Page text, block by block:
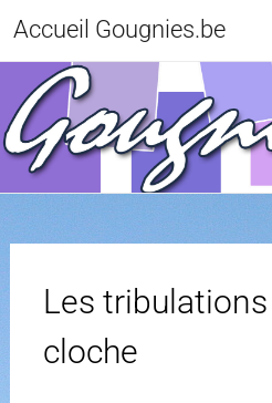
Accueil Gougnies.be
Les tribulations
cloche